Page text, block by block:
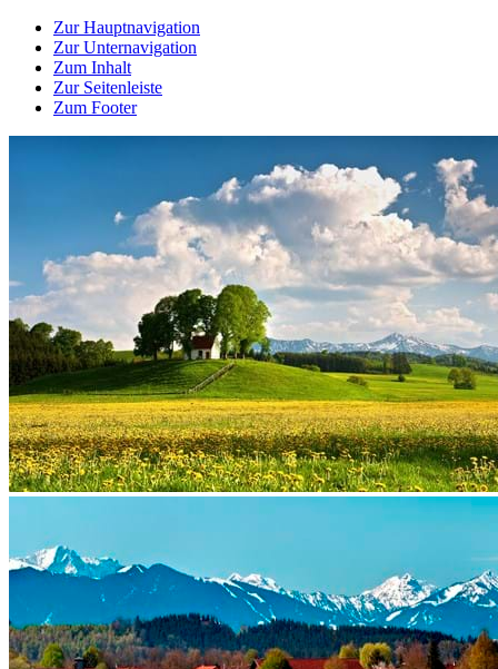
Zur Hauptnavigation
Zur Unternavigation
Zum Inhalt
Zur Seitenleiste
Zum Footer